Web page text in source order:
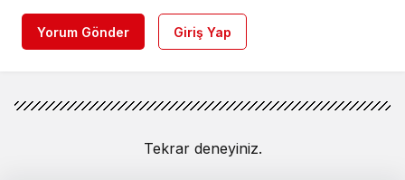
Yorum Gönder Giriş Yap
Tekrar deneyiniz.